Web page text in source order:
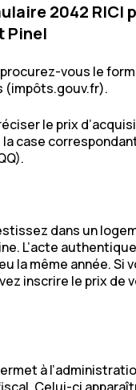
2042 RICI
Pinel
vous le
(impôts.gouv.fr).
le prix
case
dans un
L’acte
la même année.
inscrire le prix de
à